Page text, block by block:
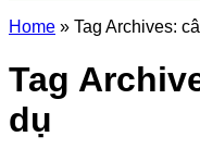
Home » Tag Archives:
Tag
dụ